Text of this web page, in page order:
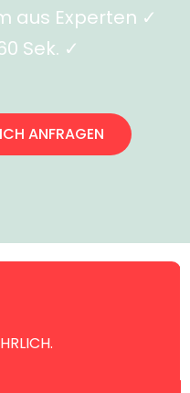
aus Experten ✓
Sek. ✓
ANFRAGEN